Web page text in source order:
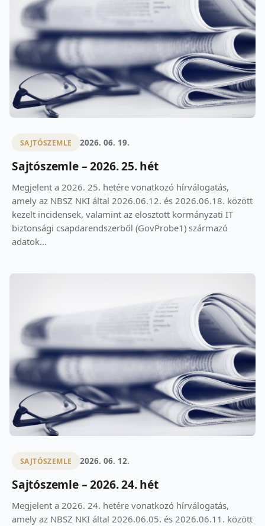
SAJTÓSZEMLE 2026. 06. 19.
Sajtószemle – 2026. 25. hét
Megjelent a 2026. 25. hetére vonatkozó hírválogatás,
amely az NBSZ NKI által 2026.06.12. és 2026.06.18. között
kezelt incidensek, valamint az elosztott kormányzati IT
biztonsági csapdarendszerből (GovProbe1) származó
adatok...
SAJTÓSZEMLE 2026. 06. 12.
Sajtószemle – 2026. 24. hét
Megjelent a 2026. 24. hetére vonatkozó hírválogatás,
amely az NBSZ NKI által 2026.06.05. és 2026.06.11. között